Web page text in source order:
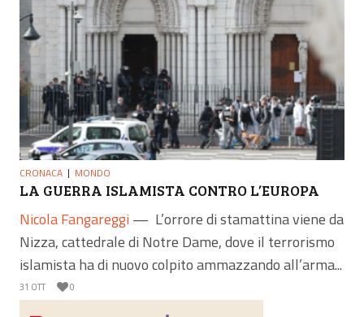
CRONACA MONDO
LA GUERRA ISLAMISTA CONTRO L’EUROPA
Nicola Fangareggi — L’orrore di stamattina viene da
Nizza, cattedrale di Notre Dame, dove il terrorismo
islamista ha di nuovo colpito ammazzando all’arma...
31 OTT 0